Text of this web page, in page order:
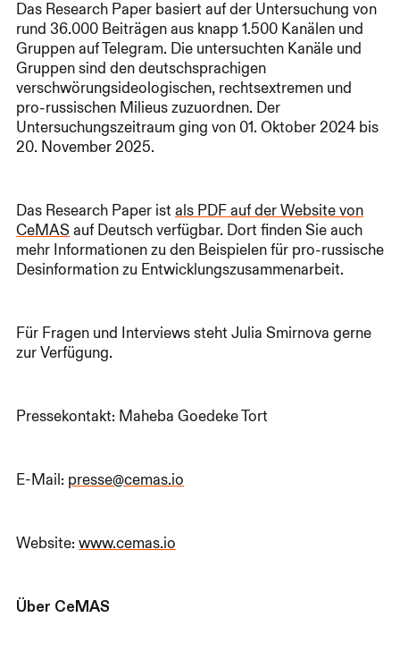
Das Research Paper basiert auf der Untersuchung von
rund 36.000 Beiträgen aus knapp 1.500 Kanälen und
Gruppen auf Telegram. Die untersuchten Kanäle und
Gruppen sind den deutschsprachigen
verschwörungsideologischen, rechtsextremen und
pro-russischen Milieus zuzuordnen. Der
Untersuchungszeitraum ging von 01. Oktober 2024 bis
20. November 2025.
Das Research Paper istals PDF auf der Website von
CeMAS auf Deutsch verfügbar. Dort finden Sie auch
mehr Informationen zu den Beispielen für pro-russische
Desinformation zu Entwicklungszusammenarbeit.
Für Fragen und Interviews steht Julia Smirnova gerne
zur Verfügung.
Pressekontakt: Maheba Goedeke Tort
E-Mail: presse@cemas.io
Website: www.cemas.io
Über CeMAS